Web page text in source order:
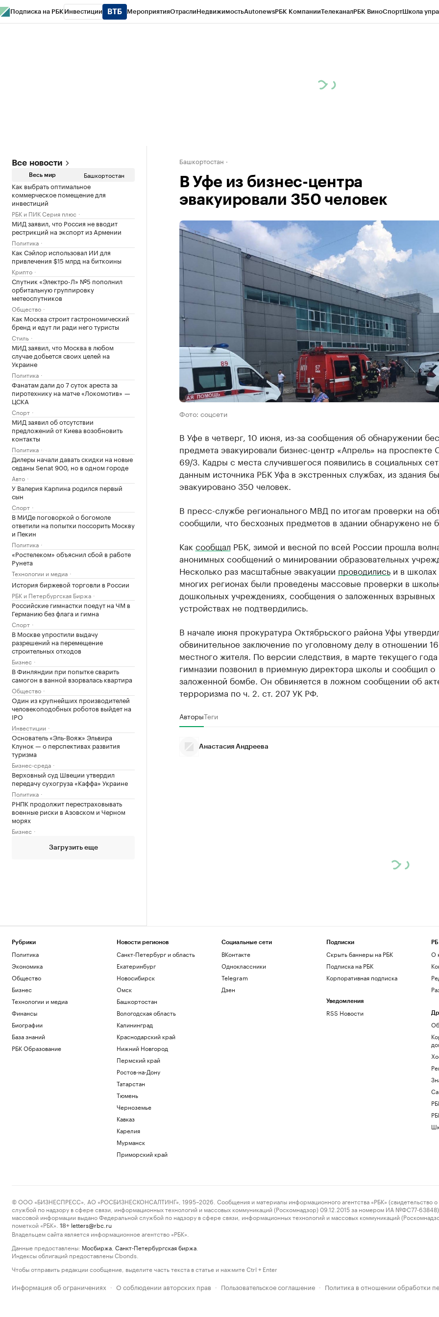
Подписка на РБК Инвестиции МероприятияОтраслиНедвижимостьAutonewsРБК КомпанииТелеканалРБК ВиноСпортШкола
Все новости
Весь мир Башкортостан
Как выбрать оптимальное
коммерческое помещение для
инвестиций
РБК и ПИК Серия плюс
МИД заявил, что Россия не вводит
рестрикций на экспорт из Армении
Политика
Как Сэйлор использовал ИИ для
привлечения $15 млрд на биткоины
Крипто
Спутник «Электро-Л» №5 пополнил
орбитальную группировку
метеоспутников
Общество
Как Москва строит гастрономический
бренд и едут ли ради него туристы
Стиль
МИД заявил, что Москва в любом
случае добьется своих целей на
Украине
Политика
Фанатам дали до 7 суток ареста за
пиротехнику на матче «Локомотив» —
ЦСКА
Спорт
МИД заявил об отсутствии
предложений от Киева возобновить
контакты
Политика
Дилеры начали давать скидки на новые
седаны Senat 900, но в одном городе
Авто
У Валерия Карпина родился первый
сын
Спорт
В МИДе поговоркой о богомоле
ответили на попытки поссорить Москву
и Пекин
Политика
«Ростелеком» объяснил сбой в работе
Рунета
Технологии и медиа
История биржевой торговли в России
РБК и Петербургская Биржа
Российские гимнастки поедут на ЧМ в
Германию без флага и гимна
Спорт
В Москве упростили выдачу
разрешений на перемещение
строительных отходов
Бизнес
В Финляндии при попытке сварить
самогон в ванной взорвалась квартира
Общество
Один из крупнейших производителей
человекоподобных роботов выйдет на
IPO
Инвестиции
Основатель «Эль-Вояж» Эльвира
Клунок — о перспективах развития
туризма
Бизнес-среда
Верховный суд Швеции утвердил
передачу сухогруза «Каффа» Украине
Политика
РНПК продолжит перестраховывать
военные риски в Азовском и Черном
морях
Бизнес
Загрузить еще
Башкортостан
В Уфе из бизнес-центра
эвакуировали 350 человек
Фото: соцсети
В Уфе в четверг, 10 июня, из-за сообщения об обнаружении
предмета эвакуировали бизнес-центр «Апрель» на проспекте
69/3. Кадры с места случившегося появились в социальных
данным источника РБК Уфа в экстренных службах, из здания
эвакуировано 350 человек.
В пресс-службе регионального МВД по итогам проверки на
сообщили, что бесхозных предметов в здании обнаружено не
Как сообщал РБК, зимой и весной по всей России прошла
анонимных сообщений о минировании образовательных
Несколько раз масштабные эвакуации проводилисьи в
многих регионах были проведены массовые проверки в
дошкольных учреждениях, сообщения о заложенных взрывных
устройствах не подтвердились.
В начале июня прокуратура Октябрьского района Уфы
обвинительное заключение по уголовному делу в отношении
местного жителя. По версии следствия, в марте текущего
гимназии позвонил в приемную директора школы и сообщил о
заложенной бомбе. Он обвиняется в ложном сообщении об
терроризма по ч. 2. ст. 207 УК РФ.
АвторыТеги
Анастасия Андреева
Рубрики
Политика
Экономика
Общество
Бизнес
Технологии и медиа
Финансы
Биографии
База знаний
РБК Образование
Новости регионов
Санкт-Петербург и область
Екатеринбург
Новосибирск
Омск
Башкортостан
Вологодская область
Калининград
Краснодарский край
Нижний Новгород
Пермский край
Ростов-на-Дону
Татарстан
Тюмень
Черноземье
Кавказ
Карелия
Мурманск
Приморский край
Социальные сети
ВКонтакте
Одноклассники
Telegram
Дзен
Подписки
Скрыть баннеры на РБК
Подписка на РБК
Корпоративная подписка
Уведомления
RSS Новости
О
© ООО «БИЗНЕСПРЕСС», АО «РОСБИЗНЕСКОНСАЛТИНГ», 1995–2026. Сообщения и материалы информационного агентства «РБК» (свидетельство о
службой по надзору в сфере связи, информационных технологий и массовых коммуникаций (Роскомнадзор) 09.12.2015 за номером ИА №ФС77-63848)
массовой информации выдано Федеральной службой по надзору в сфере связи, информационных технологий и массовых коммуникаций
пометкой «РБК».
18+ letters@rbc.ru
Владельцем сайта является информационное агентство «РБК».
Данные предоставлены: Мосбиржа Санкт-Петербургская биржа
Индексы облигаций предоставлены Cbonds.
Чтобы отправить редакции сообщение, выделите часть текста в статье и нажмите Ctrl + Enter
Информация об ограничениях · О соблюдении авторских прав · Пользовательское соглашение · Политика в отношении обработки